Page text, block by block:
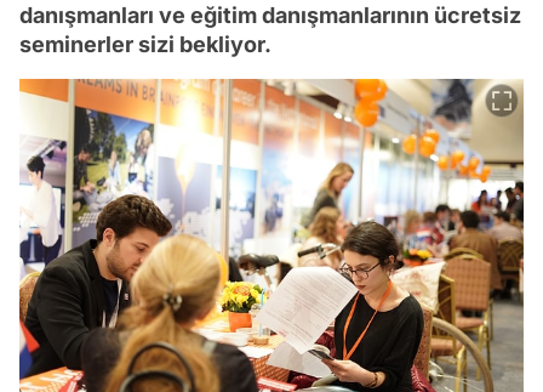
danışmanları ve eğitim danışmanlarının ücretsiz
seminerler sizi bekliyor.